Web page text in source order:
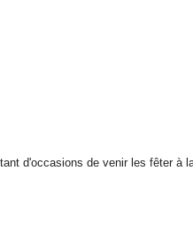
d'occasions de venir les fêter à